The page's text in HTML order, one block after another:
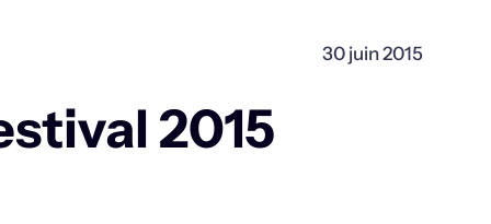
30 juin 2015
2015